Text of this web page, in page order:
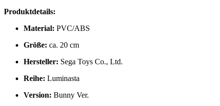
Produktdetails:
Material: PVC/ABS
Größe: ca. 20 cm
Hersteller: Sega Toys Co., Ltd.
Reihe: Luminasta
Version: Bunny Ver.